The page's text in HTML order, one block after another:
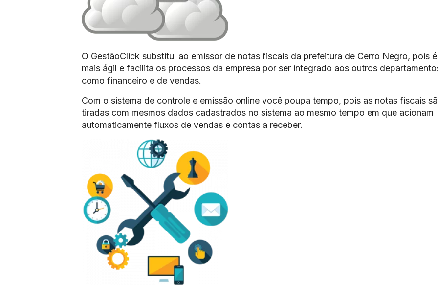
O GestãoClick substitui ao emissor de notas fiscais da prefeitura de Cerro Negro, pois é
mais ágil e facilita os processos da empresa por ser integrado aos outros
como financeiro e de vendas.
Com o sistema de controle e emissão online você poupa tempo, pois as notas fiscais
tiradas com mesmos dados cadastrados no sistema ao mesmo tempo em que acionam
automaticamente fluxos de vendas e contas a receber.